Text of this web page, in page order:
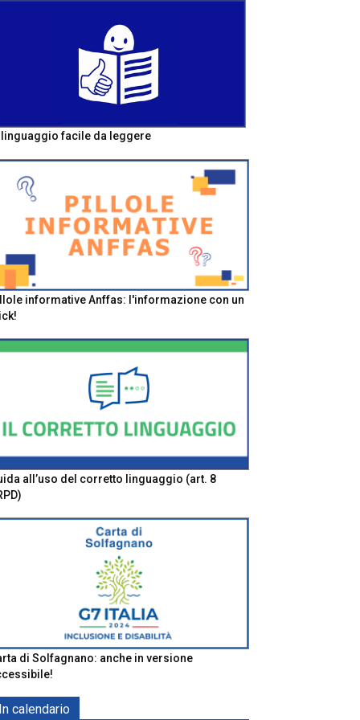
linguaggio facile da leggere
informative Anffas: l'informazione con un
all’uso del corretto linguaggio (art. 8
di Solfagnano: anche in versione
In calendario